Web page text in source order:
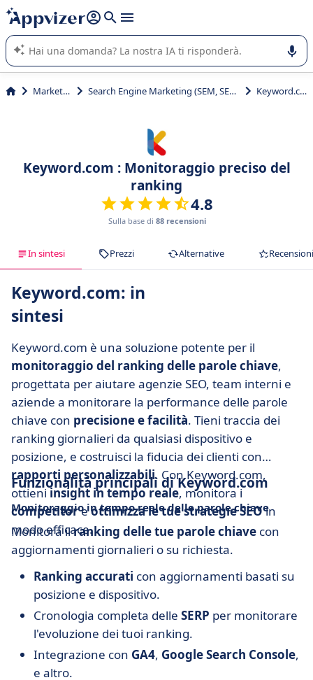
righe con
shift + enter
L'IA di Appvizer vi guida nell'utilizzo o nella scelta di un
software SaaS per la vostra azienda.
Marketing Search Engine Marketing (SEM, SEO, SEA) Keyword.com
Keyword.com : Monitoraggio preciso del
ranking
4.8
Sulla base di 88 recensioni
In sintesi Prezzi Alternative Recensioni
Keyword.com: in
sintesi
Keyword.com è una soluzione potente per il
monitoraggio del ranking delle parole chiave,
progettata per aiutare agenzie SEO, team interni e
aziende a monitorare la performance delle parole
chiave con precisione e facilità. Tieni traccia dei
ranking giornalieri da qualsiasi dispositivo e
posizione, e costruisci la fiducia dei clienti con
rapporti personalizzabili. Con Keyword.com,
ottieniinsight in tempo reale, monitora i
competitoreottimizza le tue strategie SEOin
modo efficace.
Funzionalità principali di Keyword.com
Monitoraggio in tempo reale delle parole chiave
Monitora ilranking delle tue parole chiave con
aggiornamenti giornalieri o su richiesta.
Ranking accurati con aggiornamenti basati su
posizione e dispositivo.
Cronologia completa delle SERP per monitorare
l'evoluzione dei tuoi ranking.
Integrazione con GA4, Google Search Console,
e altro.